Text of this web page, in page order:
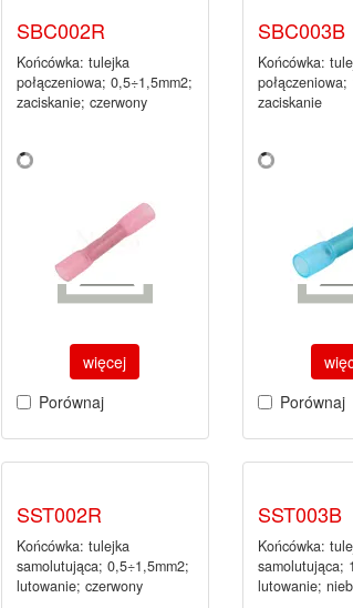
SBC002R
Końcówka: tulejka
połączeniowa; 0,5÷1,5mm2;
zaciskanie; czerwony
więcej
Porównaj
SBC003B
Końcówka:
zaciskanie
Porównaj
SST002R
Końcówka: tulejka
samolutująca; 0,5÷1,5mm2;
lutowanie; czerwony
SST003B
Końcówka:
samolutująca;
lutowanie;